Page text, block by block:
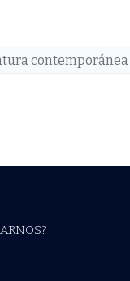
contemporánea